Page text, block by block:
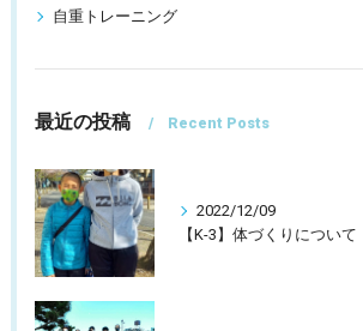
自重トレーニング
最近の投稿 Recent Posts
2022/12/09
【K-3】体づくりについて